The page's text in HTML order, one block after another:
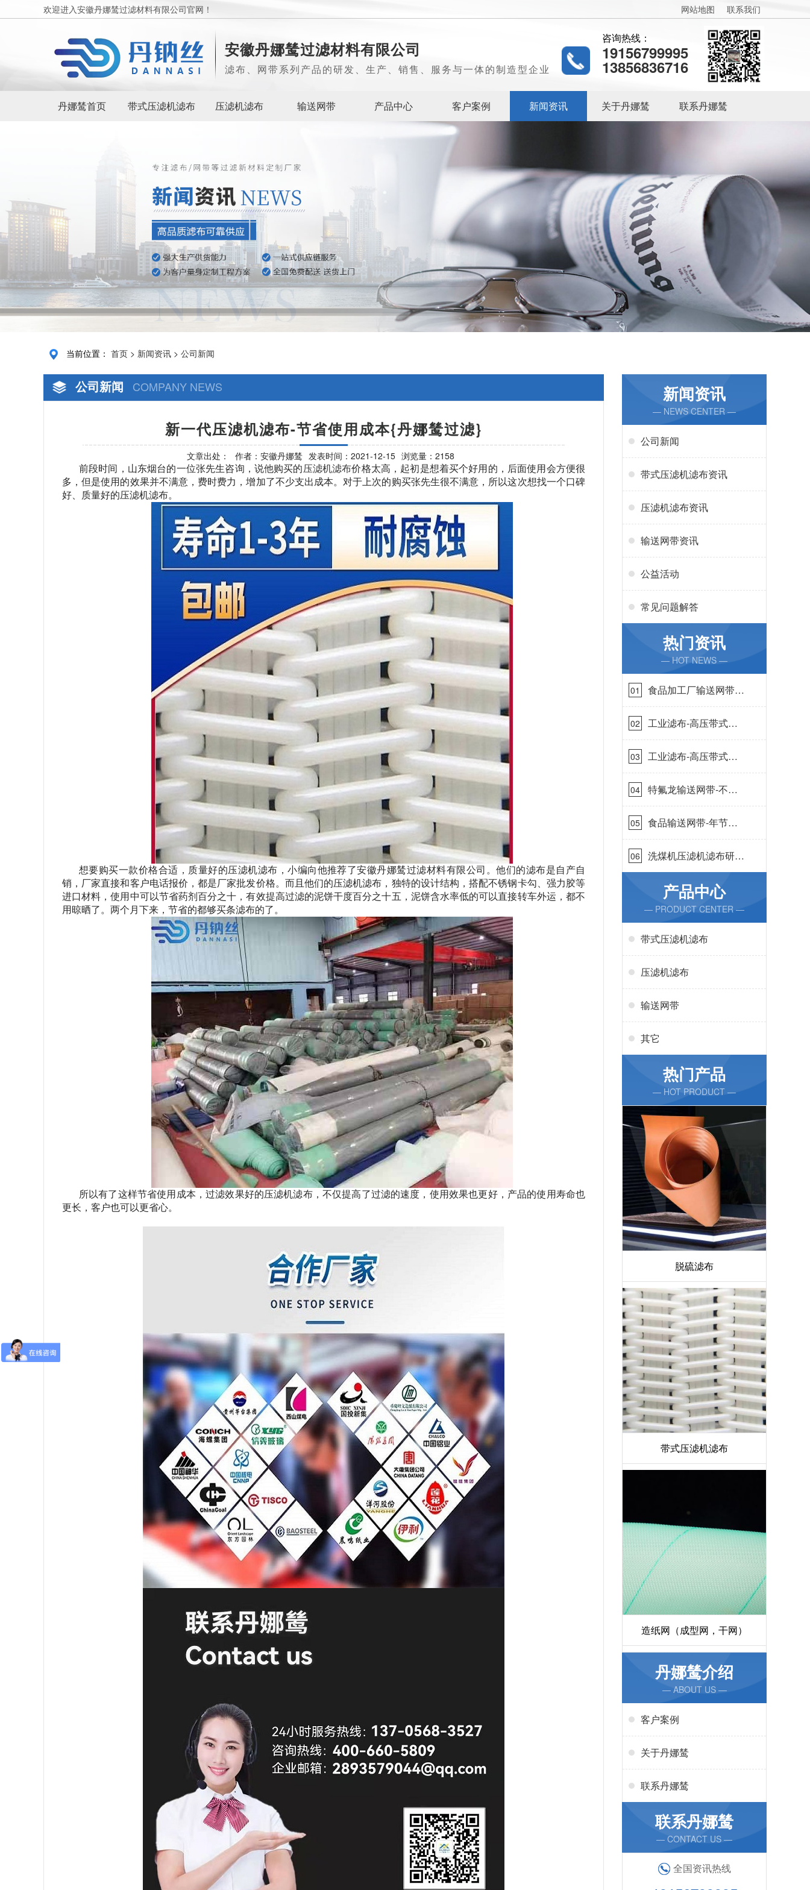
欢迎进入安徽丹娜鸶过滤材料有限公司官网！ 网站地图 联系我们
安徽丹娜鸶过滤材料有限公司
滤布、网带系列产品的研发、生产、销售、服务与一体的制造型企业
咨询热线：
19156799995
13856836716
丹娜鸶首页 带式压滤机滤布 压滤机滤布 输送网带 产品中心 客户案例 新闻资讯 关于丹娜鸶 联系丹娜鸶
当前位置： 首页 > 新闻资讯 > 公司新闻
公司新闻 COMPANY NEWS
新一代压滤机滤布-节省使用成本{丹娜鸶过滤}
文章出处： 作者：安徽丹娜鸶 发表时间：2021-12-15 浏览量：2158
前段时间，山东烟台的一位张先生咨询，说他购买的压滤机滤布价格太高，起初是想着买个好用的，后面使用会方便很
多，但是使用的效果并不满意，费时费力，增加了不少支出成本。对于上次的购买张先生很不满意，所以这次想找一个口碑
好、质量好的压滤机滤布。
想要购买一款价格合适，质量好的压滤机滤布，小编向他推荐了安徽丹娜鸶过滤材料有限公司。他们的滤布是自产自
销，厂家直接和客户电话报价，都是厂家批发价格。而且他们的压滤机滤布，独特的设计结构，搭配不锈钢卡勾、强力胶等
进口材料，使用中可以节省药剂百分之十，有效提高过滤的泥饼干度百分之十五，泥饼含水率低的可以直接转车外运，都不
用晾晒了。两个月下来，节省的都够买条滤布的了。
所以有了这样节省使用成本，过滤效果好的压滤机滤布，不仅提高了过滤的速度，使用效果也更好，产品的使用寿命也
更长，客户也可以更省心。
新闻资讯
— NEWS CENTER —
公司新闻
带式压滤机滤布资讯
压滤机滤布资讯
输送网带资讯
公益活动
常见问题解答
热门资讯
— HOT NEWS —
01
食品加工厂输送网带哪
里有-耐温耐磨{丹娜鸶
过滤}
02
工业滤布-高压带式滤
布需要高强耐磨吗{丹
娜鸶过滤}
03
工业滤布-高压带式滤
布一定要高强耐磨{丹
娜鸶过滤}
04
特氟龙输送网带-不惧
高温{丹娜鸶过滤}
05
食品输送网带-年节省
成本75万{丹娜鸶过滤}
06
洗煤机压滤机滤布研发
生产-按需定制{丹娜鸶
过滤}产品中心
— PRODUCT CENTER —
带式压滤机滤布
压滤机滤布
输送网带
其它
热门产品
— HOT PRODUCT —
脱硫滤布
带式压滤机滤布
造纸网（成型网，干网）
丹娜鸶介绍
— ABOUT US —
客户案例
关于丹娜鸶
联系丹娜鸶
联系丹娜鸶
— CONTACT US —
全国资讯热线